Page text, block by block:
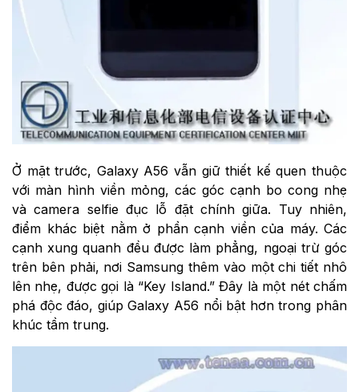
Ở mặt trước, Galaxy A56 vẫn giữ thiết kế quen thuộc
với màn hình viền mỏng, các góc cạnh bo cong nhẹ
và camera selfie đục lỗ đặt chính giữa. Tuy nhiên,
điểm khác biệt nằm ở phần cạnh viền của máy. Các
cạnh xung quanh đều được làm phẳng, ngoại trừ góc
trên bên phải, nơi Samsung thêm vào một chi tiết nhô
lên nhẹ, được gọi là “Key Island.” Đây là một nét chấm
phá độc đáo, giúp Galaxy A56 nổi bật hơn trong phân
khúc tầm trung.